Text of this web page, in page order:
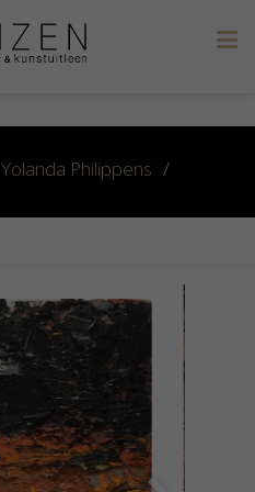
Yolanda Philippens /